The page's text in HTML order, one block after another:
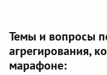
Темы и вопросы
агрегирования,
марафоне: